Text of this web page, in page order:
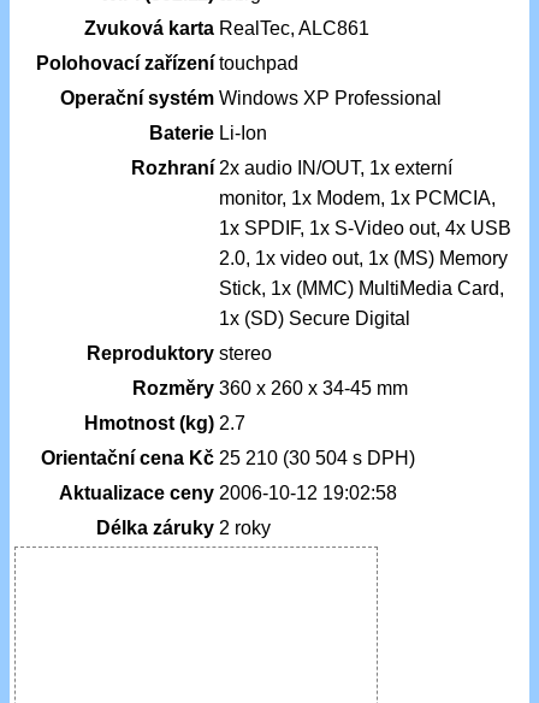
Zvuková karta RealTec, ALC861
Polohovací zařízení touchpad
Operační systém Windows XP Professional
Baterie Li-Ion
Rozhraní 2x audio IN/OUT, 1x externí
monitor, 1x Modem, 1x PCMCIA,
1x SPDIF, 1x S-Video out, 4x USB
2.0, 1x video out, 1x (MS) Memory
Stick, 1x (MMC) MultiMedia Card,
1x (SD) Secure Digital
Reproduktory stereo
Rozměry 360 x 260 x 34-45 mm
Hmotnost (kg) 2.7
Orientační cena Kč 25 210 (30 504 s DPH)
Aktualizace ceny 2006-10-12 19:02:58
Délka záruky 2 roky